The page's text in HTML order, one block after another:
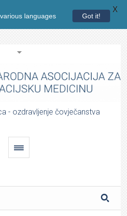
- ozdravljenje čovječanstva
languages Got it!
X